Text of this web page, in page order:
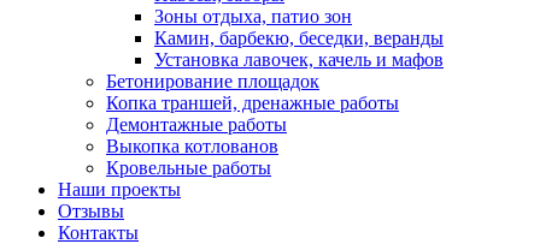
Зоны отдыха, патио зон
Камин, барбекю, беседки, веранды
Установка лавочек, качель и мафов
Бетонирование площадок
Копка траншей, дренажные работы
Демонтажные работы
Выкопка котлованов
Кровельные работы
Наши проекты
Отзывы
Контакты